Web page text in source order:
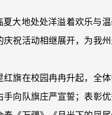
大地处处洋溢着欢乐与温
祝活动相继展开，为我
旗在校园冉冉升起，全
向队旗庄严宣誓；表彰